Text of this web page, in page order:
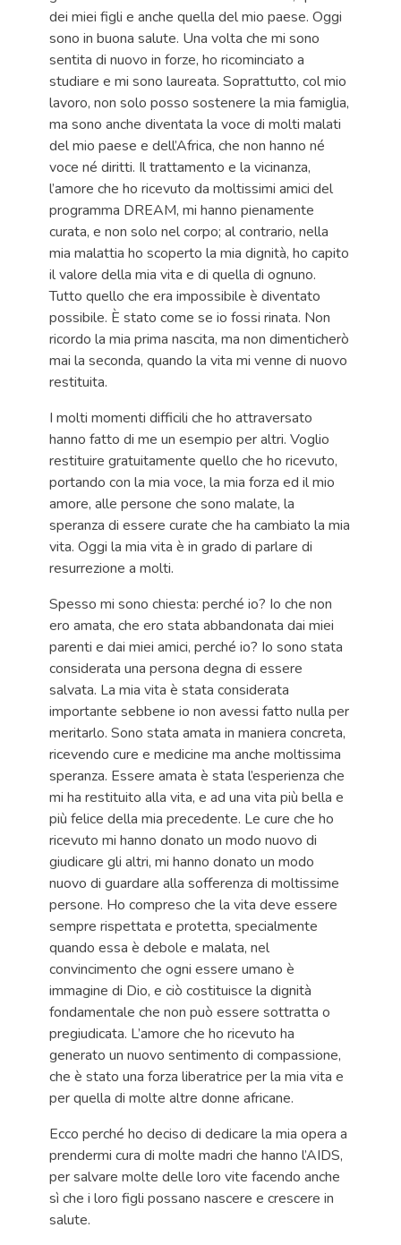
dei miei figli e anche quella del mio paese. Oggi
sono in buona salute. Una volta che mi sono
sentita di nuovo in forze, ho ricominciato a
studiare e mi sono laureata. Soprattutto, col mio
lavoro, non solo posso sostenere la mia famiglia,
ma sono anche diventata la voce di molti malati
del mio paese e dell’Africa, che non hanno né
voce né diritti. Il trattamento e la vicinanza,
l’amore che ho ricevuto da moltissimi amici del
programma DREAM, mi hanno pienamente
curata, e non solo nel corpo; al contrario, nella
mia malattia ho scoperto la mia dignità, ho capito
il valore della mia vita e di quella di ognuno.
Tutto quello che era impossibile è diventato
possibile. È stato come se io fossi rinata. Non
ricordo la mia prima nascita, ma non dimenticherò
mai la seconda, quando la vita mi venne di nuovo
restituita.
I molti momenti difficili che ho attraversato
hanno fatto di me un esempio per altri. Voglio
restituire gratuitamente quello che ho ricevuto,
portando con la mia voce, la mia forza ed il mio
amore, alle persone che sono malate, la
speranza di essere curate che ha cambiato la mia
vita. Oggi la mia vita è in grado di parlare di
resurrezione a molti.
Spesso mi sono chiesta: perché io? Io che non
ero amata, che ero stata abbandonata dai miei
parenti e dai miei amici, perché io? Io sono stata
considerata una persona degna di essere
salvata. La mia vita è stata considerata
importante sebbene io non avessi fatto nulla per
meritarlo. Sono stata amata in maniera concreta,
ricevendo cure e medicine ma anche moltissima
speranza. Essere amata è stata l’esperienza che
mi ha restituito alla vita, e ad una vita più bella e
più felice della mia precedente. Le cure che ho
ricevuto mi hanno donato un modo nuovo di
giudicare gli altri, mi hanno donato un modo
nuovo di guardare alla sofferenza di moltissime
persone. Ho compreso che la vita deve essere
sempre rispettata e protetta, specialmente
quando essa è debole e malata, nel
convincimento che ogni essere umano è
immagine di Dio, e ciò costituisce la dignità
fondamentale che non può essere sottratta o
pregiudicata. L’amore che ho ricevuto ha
generato un nuovo sentimento di compassione,
che è stato una forza liberatrice per la mia vita e
per quella di molte altre donne africane.
Ecco perché ho deciso di dedicare la mia opera a
prendermi cura di molte madri che hanno l’AIDS,
per salvare molte delle loro vite facendo anche
sì che i loro figli possano nascere e crescere in
salute.